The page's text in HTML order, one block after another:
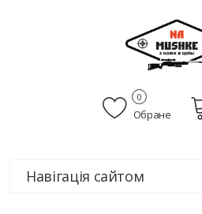
Обране
0
Навігація сайтом